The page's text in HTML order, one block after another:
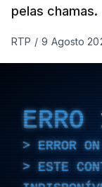
As imagens
será uma aula
indicação
ERRO100
ERROR
pelas chamas.
RTP / 9 Agosto
ERRO
ERROR
ESTE